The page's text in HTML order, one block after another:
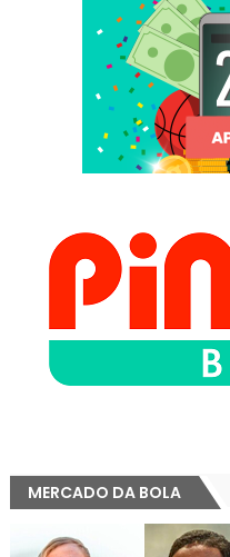
MERCADO DA BOLA